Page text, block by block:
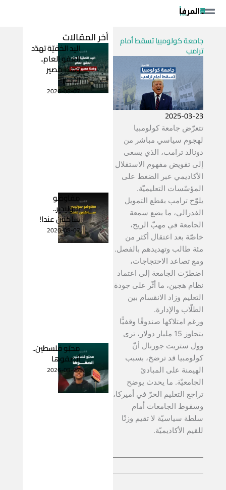
جامعة كولومبيا تسقط أمام
ترامب
2025-03-23
تتعرّض جامعة كولومبيا
لهجوم سياسي مباشر من
دونالد ترامب، الذي يسعى
إلى تقويض مفهوم الاستقلال
الأكاديمي عبر الضغط على
المؤسّسات التعليميّة.
يلوّح ترامب بقطع التمويل
الفدرالي، ما يضع سمعة
الجامعة في مهبّ الريح،
خاصّة بعد اعتقال أكثر من
مئة طالب وتهديدهم بالفصل.
ومع تصاعد الاحتجاجات،
اضطرّت الجامعة إلى اعتماد
نظام هجين، ما أثّر على جودة
التعليم وزاد الانقسام بين
الطلّاب والإدارة.
ورغم امتلاكها صندوقًا وقفيًّا
يتجاوز 15 مليار دولار، ترى
وول ستريت جورنال أنّ
كولومبيا قد ترضخ، بسبب
الهيمنة على المبادئ
الجامعيّة. ما يحدث يوضح
تراجع التعليم الحرّ في أميركا،
وسقوط الجامعات أمام
سلطة سياسيّة لا تقيم وزنًا
للقيم الأكاديميّة.
أخر المقالات
اليد الخفيّة تهدّد
العفو العام..
وهذا مصير
الأسير!
2026-08-07
مفاوضو
سوليدير..
ساكنين عندا!
2026-08-07
محبّو فلسطين..
أنصفوها
2026-08-07